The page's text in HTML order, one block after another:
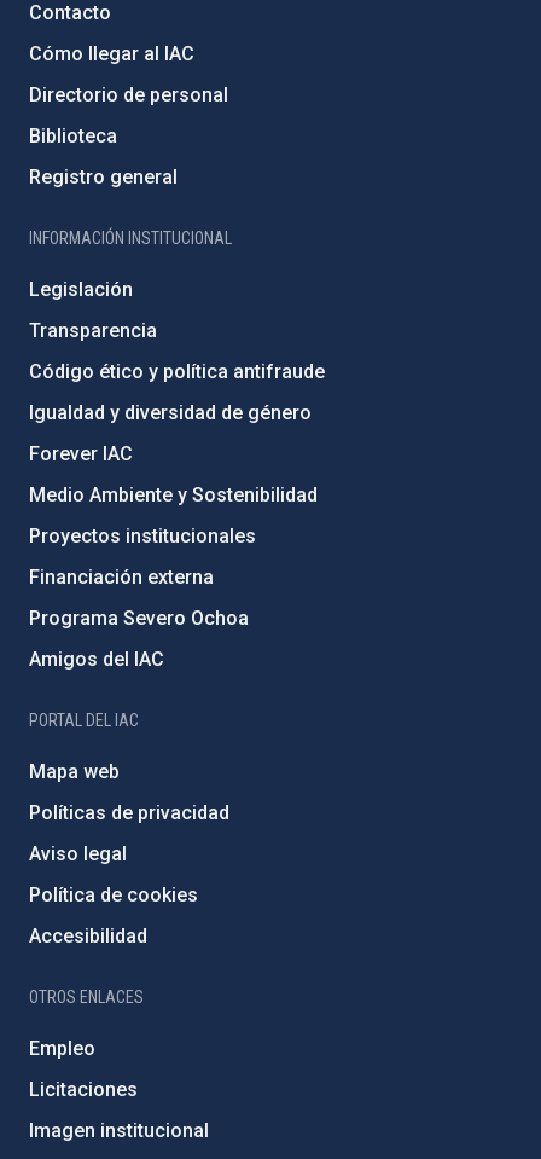
Contacto
Cómo llegar al IAC
Directorio de personal
Biblioteca
Registro general
INFORMACIÓN INSTITUCIONAL
Legislación
Transparencia
Código ético y política antifraude
Igualdad y diversidad de género
Forever IAC
Medio Ambiente y Sostenibilidad
Proyectos institucionales
Financiación externa
Programa Severo Ochoa
Amigos del IAC
PORTAL DEL IAC
Mapa web
Políticas de privacidad
Aviso legal
Política de cookies
Accesibilidad
OTROS ENLACES
Empleo
Licitaciones
Imagen institucional